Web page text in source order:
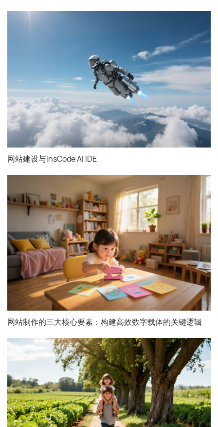
网站建设与InsCode AI IDE
网站制作的三大核心要素：构建高效数字载体的关键逻辑